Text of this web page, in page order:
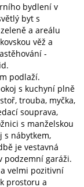
bydlení v
byt s
a areálu
věž a
-
podlaží.
s kuchyní plně
trouba, myčka,
souprava,
s manželskou
s nábytkem,
je vestavná
podzemní garáži.
velmi pozitivní
prostoru a